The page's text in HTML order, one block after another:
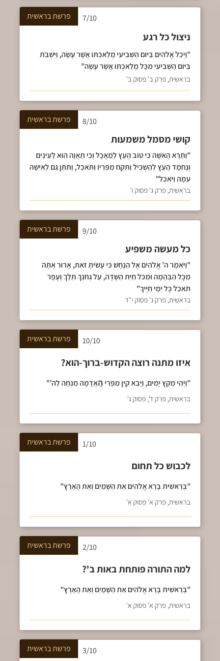
7/10 פרשתבראשית
ניצול כל רגע
"וַיְכַל אֱלֹהִים בַּיּוֹם הַשְּׁבִיעִי מְלַאכְתּוֹ אֲשֶׁר עָשָׂה, וַיִּשְׁבֹּת
בַּיּוֹם הַשְּׁבִיעִי מִכָּל מְלַאכְתּוֹ אֲשֶׁר עָשָׂה"
בראשית, פרק ב' פסוק ב'
8/10 פרשתבראשית
קושי מסמל משמעות
"וַתֵּרֶא הָאִשָּׁה כִּי טוֹב הָעֵץ לְמַאֲכָל וְכִי תַאֲוָה הוּא לָעֵינַיִם
וְנֶחְמָד הָעֵץ לְהַשְׂכִּיל וַתִּקַּח מִפִּרְיוֹ וַתֹּאכַל, וַתִּתֵּן גַּם לְאִישָׁהּ
עִמָּהּ וַיֹּאכַל"
בראשית, פרק ג' פסוק ו'
9/10 פרשתבראשית
כל מעשה משפיע
"וַיֹּאמֶר ה' אֱלֹהִים אֶל הַנָּחָשׁ כִּי עָשִׂיתָ זֹּאת, אָרוּר אַתָּה
מִכָּל הַבְּהֵמָה וּמִכֹּל חַיַּת הַשָּׂדֶה, עַל גְּחֹנְךָ תֵלֵךְ וְעָפָר
תֹּאכַל כָּל יְמֵי חַיֶּיךָ"
בראשית, פרק ג' פסוק י"ד
10/10 פרשתבראשית
איזו מתנה רוצה הקדוש-ברוך-הוא?
"וַיְהִי מִקֵּץ יָמִים, וַיָּבֵא קַיִן מִפְּרִי הָֽאֲדָמָה מִנְחָה לַה'"
בראשית, פרק ד', פסוק ג'
1/10 פרשתבראשית
לכבוש כל תחום
"בְּרֵאשִׁית בָּרָא אֱלֹהִים אֵת הַשָּׁמַיִם וְאֵת הָאָרֶץ"
בראשית, פרק א' פסוק א'
2/10 פרשתבראשית
למה התורה פותחת באות ב'?
"בְּרֵאשִׁית בָּרָא אֱלֹהִים אֵת הַשָּׁמַיִם וְאֵת הָאָרֶץ"
בראשית, פרק א' פסוק א'
3/10 פרשתבראשית